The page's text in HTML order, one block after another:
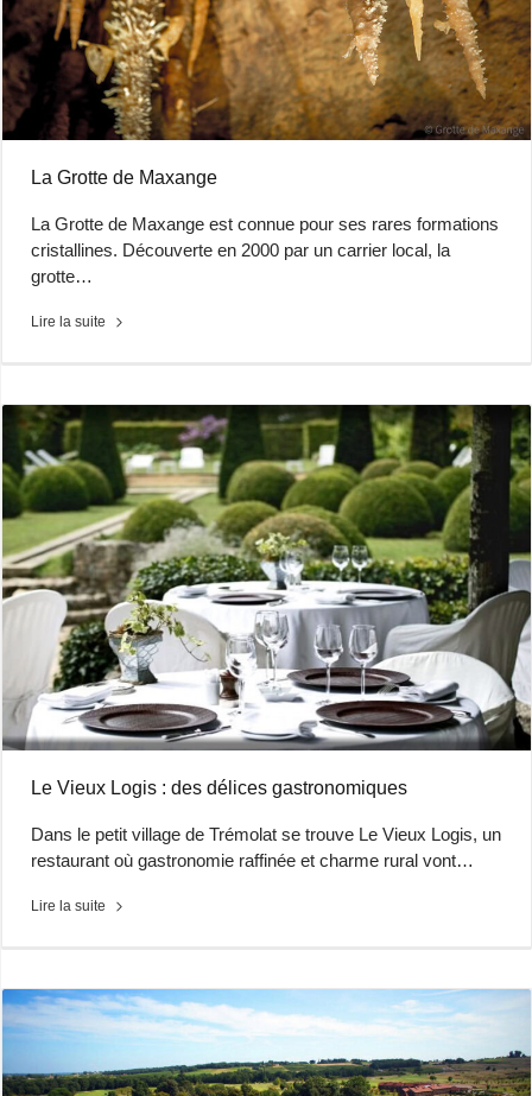
La Grotte de Maxange
La Grotte de Maxange est connue pour ses rares formations
cristallines. Découverte en 2000 par un carrier local, la
grotte…
Lire la suite
Le Vieux Logis : des délices gastronomiques
Dans le petit village de Trémolat se trouve Le Vieux Logis, un
restaurant où gastronomie raffinée et charme rural vont…
Lire la suite